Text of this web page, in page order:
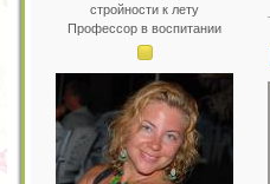
стройности к лету
Профессор в воспитании